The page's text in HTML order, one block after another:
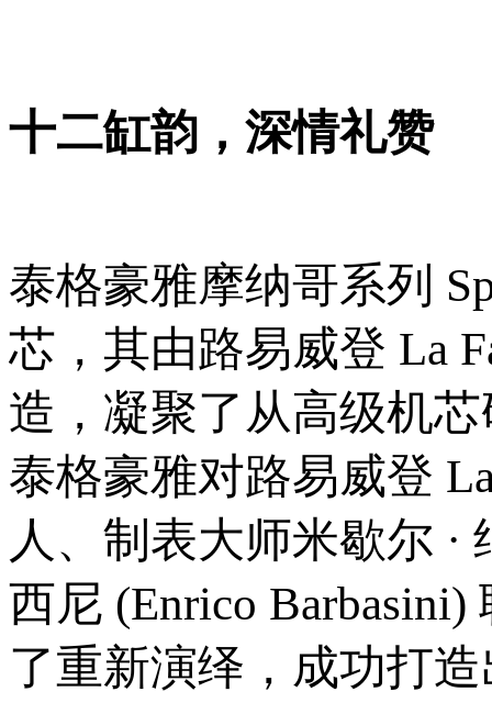
十二缸韵，深情礼赞
泰格豪雅摩纳哥系列
芯，其由路易威登 La
造，凝聚了从高级机
泰格豪雅对路易威登
人、制表大师米歇尔 ·
西尼 (Enrico
了重新演绎，成功打